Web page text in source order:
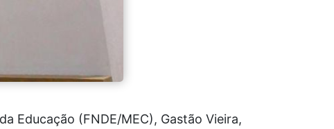
Educação (FNDE/MEC), Gastão Vieira,